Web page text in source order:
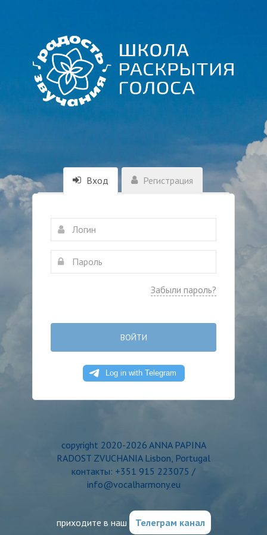
Вход Регистрация
Забыли пароль?
ВОЙТИ
copyright 2020-2026 ANNA PAPINA
RADOST ZVUCHANIA Lisbon, Portugal
контакты: +351 915 223075 /
info@vocalharmony.eu
приходите в наш Телеграм канал